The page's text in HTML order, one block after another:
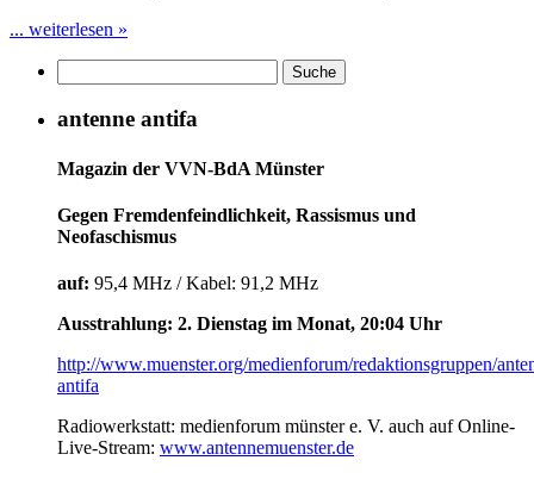
... weiterlesen »
antenne antifa
Magazin der VVN-BdA Münster
Gegen Fremdenfeindlichkeit, Rassismus und
Neofaschismus
auf: 95,4 MHz / Kabel: 91,2 MHz
Ausstrahlung: 2. Dienstag im Monat, 20:04 Uhr
http://www.muenster.org/medienforum/redaktionsgruppen/
antifa
Radiowerkstatt: medienforum münster e. V. auch auf Online-
Live-Stream: www.antennemuenster.de